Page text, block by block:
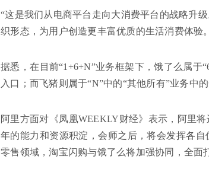
“这是我们从电商平台走向大消费平台的战略升
织形态，为用户创造更丰富优质的生活消费体验
据悉，在目前“1+6+N”业务框架下，饿了么属
入口；而飞猪则属于“N”中的“其他所有”业务中的
阿里方面对《凤凰WEEKLY财经》表示，阿里
年的能力和资源积淀，会师之后，将会发挥各
零售领域，淘宝闪购与饿了么将加强协同，全面